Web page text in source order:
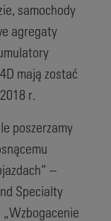
samochody
agregaty
mają zostać
r.
poszerzamy
–
Specialty